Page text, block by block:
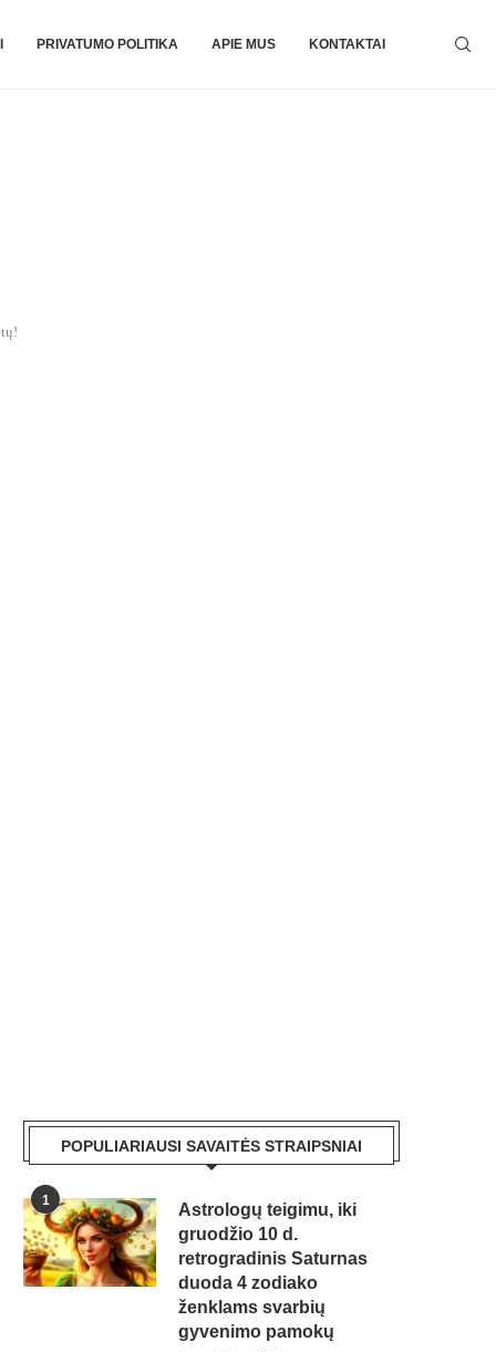
PRIVATUMO POLITIKA APIE MUS KONTAKTAI
POPULIARIAUSI SAVAITĖS STRAIPSNIAI
1
Astrologų teigimu, iki
gruodžio 10 d.
retrogradinis Saturnas
duoda 4 zodiako
ženklams svarbių
gyvenimo pamokų